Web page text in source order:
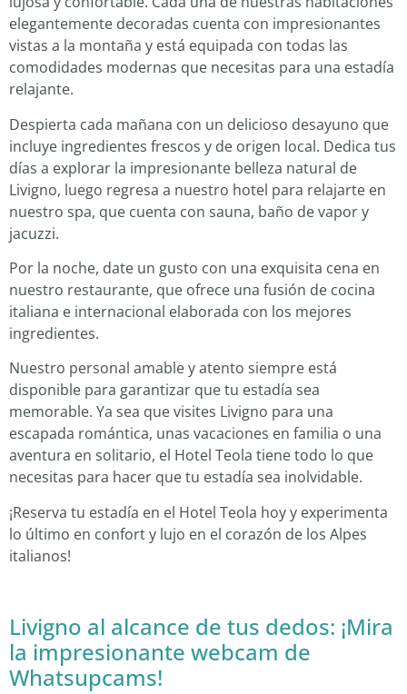
elegantemente decoradas cuenta con impresionantes
vistas a la montaña y está equipada con todas las
comodidades modernas que necesitas para una estadía
relajante.
Despierta cada mañana con un delicioso desayuno que
incluye ingredientes frescos y de origen local. Dedica tus
días a explorar la impresionante belleza natural de
Livigno, luego regresa a nuestro hotel para relajarte en
nuestro spa, que cuenta con sauna, baño de vapor y
jacuzzi.
Por la noche, date un gusto con una exquisita cena en
nuestro restaurante, que ofrece una fusión de cocina
italiana e internacional elaborada con los mejores
ingredientes.
Nuestro personal amable y atento siempre está
disponible para garantizar que tu estadía sea
memorable. Ya sea que visites Livigno para una
escapada romántica, unas vacaciones en familia o una
aventura en solitario, el Hotel Teola tiene todo lo que
necesitas para hacer que tu estadía sea inolvidable.
¡Reserva tu estadía en el Hotel Teola hoy y experimenta
lo último en confort y lujo en el corazón de los Alpes
italianos!
Livigno al alcance de tus dedos: ¡Mira
la impresionante webcam de
Whatsupcams!